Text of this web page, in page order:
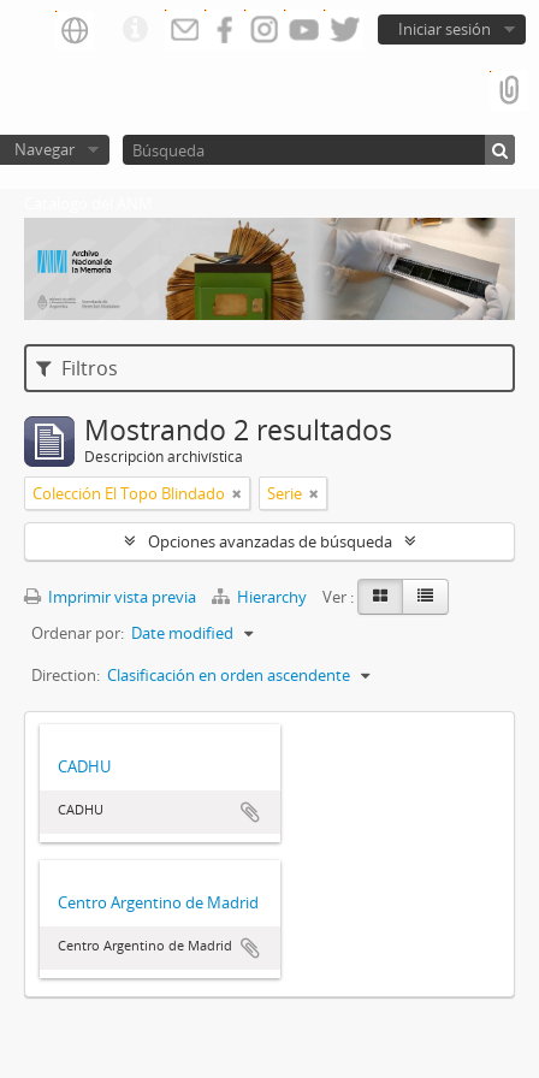
Iniciar sesión
Navegar
Filtros
Mostrando 2 resultados
Descripción archivística
Colección El Topo Blindado Serie
Opciones avanzadas de búsqueda
Imprimir vista previa Hierarchy
Ver :
Ordenar por: Date modified
Direction: Clasificación en orden ascendente
CADHU
CADHU
Centro Argentino de Madrid
Centro Argentino de Madrid